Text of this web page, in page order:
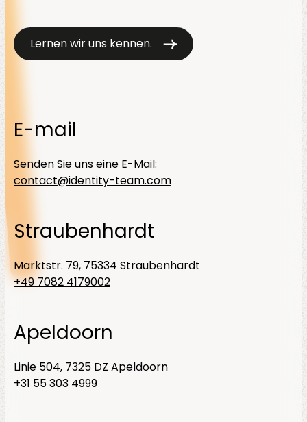
Lernen wir uns kennen.
E-mail
Senden Sie uns eine E-Mail:
contact@identity-team.com
Straubenhardt
Marktstr. 79, 75334 Straubenhardt
+49 7082 4179002
Apeldoorn
Linie 504, 7325 DZ Apeldoorn
+31 55 303 4999